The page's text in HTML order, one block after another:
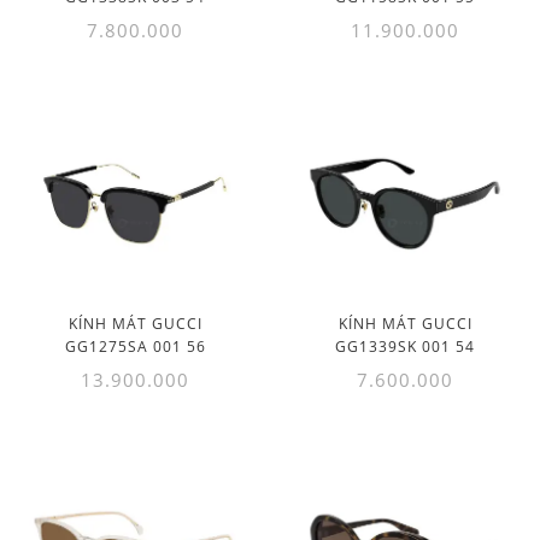
7.800.000 11.900.000
KÍNH MÁT GUCCI
GG1275SA 001 56
13.900.000
KÍNH MÁT GUCCI
GG1339SK 001 54
7.600.000